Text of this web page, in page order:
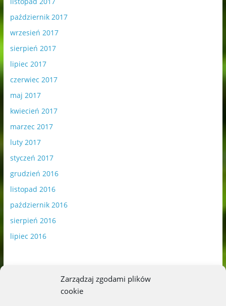
Zarządzaj zgodami plików
cookie
październik 2017
wrzesień 2017
sierpień 2017
lipiec 2017
czerwiec 2017
maj 2017
kwiecień 2017
marzec 2017
luty 2017
styczeń 2017
grudzień 2016
listopad 2016
październik 2016
sierpień 2016
lipiec 2016